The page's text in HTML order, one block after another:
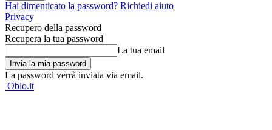
Hai dimenticato la password? Richiedi aiuto
Privacy
Recupero della password
Recupera la tua password
La tua email
La password verrà inviata via email.
Oblo.it